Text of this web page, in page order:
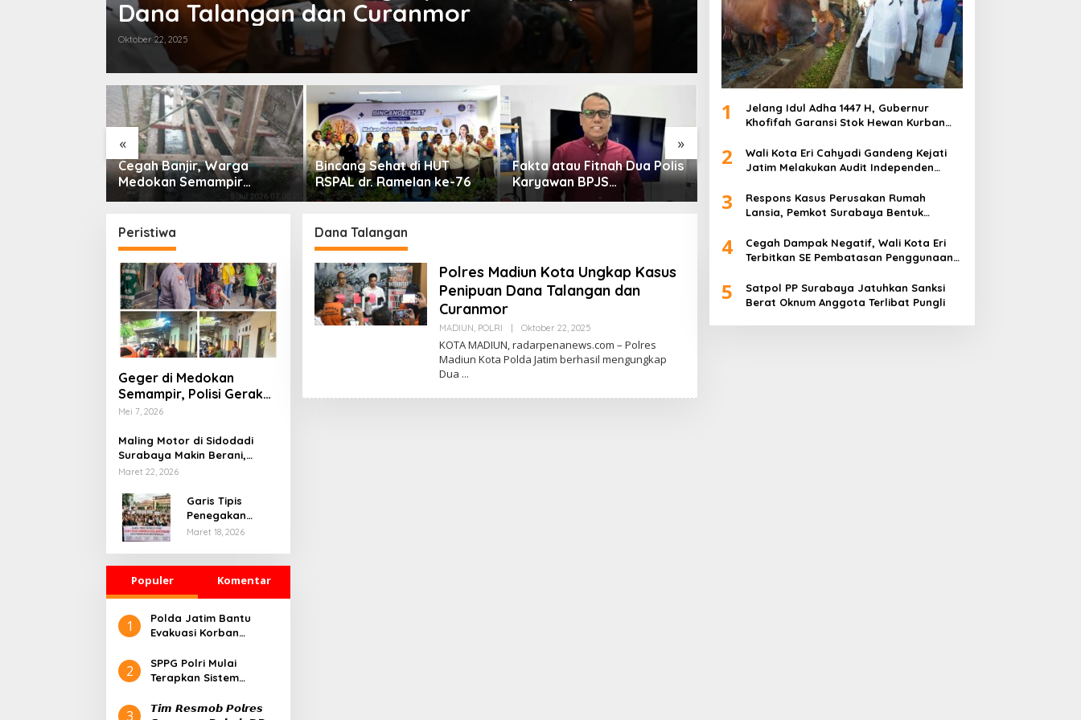
Dana Talangan dan Curanmor
Oktober 22, 2025
« »
Cegah Banjir, Warga
Medokan Semampir
Harapkan Pengerukan
Bincang Sehat di HUT
RSPAL dr. Ramelan ke-76
Fakta atau Fitnah Dua Polis
Karyawan BPJS
Kesehatan?
Dirut Petrokimia Gresik:
Adalah Legacy dari
Pensiunan Himpen-PG
Parodi Kreatif Warnai
RSPAL dr. Ramelan
Peristiwa
Geger di Medokan
Semampir, Polisi Gerak
Cepat Sterilisasi TKP
Mei 7, 2026
Maling Motor di Sidodadi
Surabaya Makin Berani,
Rekaman CCTV Seolah Tak
Maret 22, 2026
Garis Tipis
Penegakan
Hukum dan
Maret 18, 2026
Populer Komentar
1
Polda Jatim Bantu
Evakuasi Korban
Pesantren Al-Khoziny
2
SPPG Polri Mulai
Terapkan Sistem
Pejaten
3
𝙏𝙞𝙢 𝙍𝙚𝙨𝙢𝙤𝙗 𝙋𝙤𝙡𝙧𝙚𝙨
Dana Talangan
Polres Madiun Kota Ungkap Kasus
Penipuan Dana Talangan dan
Curanmor
MADIUN, POLRI Oktober 22, 2025
E
H
D
KOTA MADIUN, radarpenanews.com – Polres
Madiun Kota Polda Jatim berhasil mengungkap
Dua
1
Jelang Idul Adha 1447 H, Gubernur
Khofifah Garansi Stok Hewan Kurban
2
Wali Kota Eri Cahyadi Gandeng Kejati
Jatim Melakukan Audit Independen
3
Respons Kasus Perusakan Rumah
Lansia, Pemkot Surabaya Bentuk
4
Cegah Dampak Negatif, Wali Kota Eri
Terbitkan SE Pembatasan Penggunaan
5
Satpol PP Surabaya Jatuhkan Sanksi
Berat Oknum Anggota Terlibat Pungli